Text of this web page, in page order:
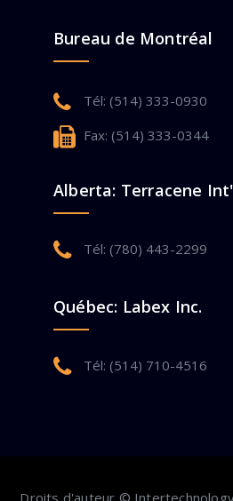
Bureau de Montréal
Tél: (514) 333-0930
Fax: (514) 333-0344
Alberta: Terracene
Tél: (780) 443-2299
Québec: Labex Inc.
Tél: (514) 710-4516